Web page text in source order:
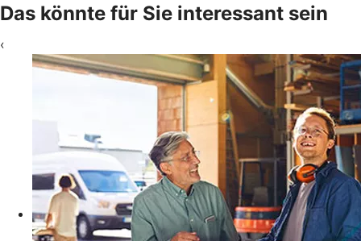
Das könnte für Sie interessant sein
‹